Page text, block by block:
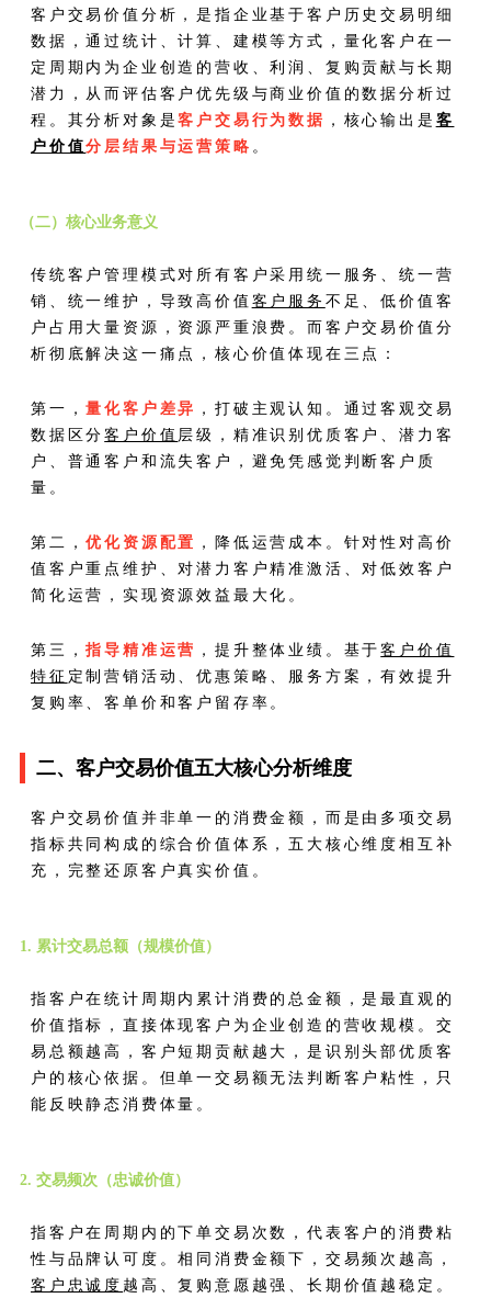
客户交易价值分析，是指企业基于客户历史交易明细
数据，通过统计、计算、建模等方式，量化客户在一
定周期内为企业创造的营收、利润、复购贡献与长期
潜力，从而评估客户优先级与商业价值的数据分析过
程。其分析对象是客户交易行为数据 ，核心输出是 客
户价值分层结果与运营策略 。
（二）核心业务意义
传统客户管理模式对所有客户采用统一服务、统一营
销、统一维护，导致高价值 客户服务 不足、低价值客
户占用大量资源，资源严重浪费。而客户交易价值分
析彻底解决这一痛点，核心价值体现在三点：
第一，量化客户差异 ，打破主观认知。通过客观交易
数据区分客户价值 层级，精准识别优质客户、潜力客
户、普通客户和流失客户，避免凭感觉判断客户质
量。
第二，优化资源配置 ，降低运营成本。针对性对高价
值客户重点维护、对潜力客户精准激活、对低效客户
简化运营，实现资源效益最大化。
第三，指导精准运营 ，提升整体业绩。基于客户价值
特征 定制营销活动、优惠策略、服务方案，有效提升
复购率、客单价和客户留存率。
二、客户交易价值五大核心分析维度
客户交易价值并非单一的消费金额，而是由多项交易
指标共同构成的综合价值体系，五大核心维度相互补
充，完整还原客户真实价值。
1. 累计交易总额（规模价值）
指客户在统计周期内累计消费的总金额，是最直观的
价值指标，直接体现客户为企业创造的营收规模。交
易总额越高，客户短期贡献越大，是识别头部优质客
户的核心依据。但单一交易额无法判断客户粘性，只
能反映静态消费体量。
2. 交易频次（忠诚价值）
指客户在周期内的下单交易次数，代表客户的消费粘
性与品牌认可度。相同消费金额下，交易频次越高，
客户忠诚度 越高、复购意愿越强、长期价值越稳定。